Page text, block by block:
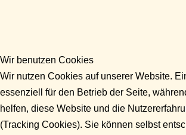
Wir benutzen Cookies
Wir nutzen Cookies auf unserer Website.
essenziell für den Betrieb der Seite,
helfen, diese Website und die
(Tracking Cookies). Sie können selbst